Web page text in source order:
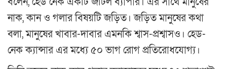
নাক, কান ও গলার বিষয়টি জড়িত। জড়িত মানুষের কথা
বলা, মানুষের খাবার-দাবার এমনকি শ্বাস-প্রশ্বাসও। হেড-
নেক ক্যান্সার এর মধ্যে ৫০ ভাগ রোগ প্রতিরোধযোগ্য।